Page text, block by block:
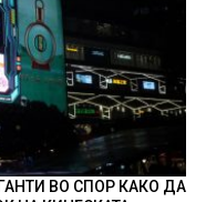
ВО СПОР КАКО ДА